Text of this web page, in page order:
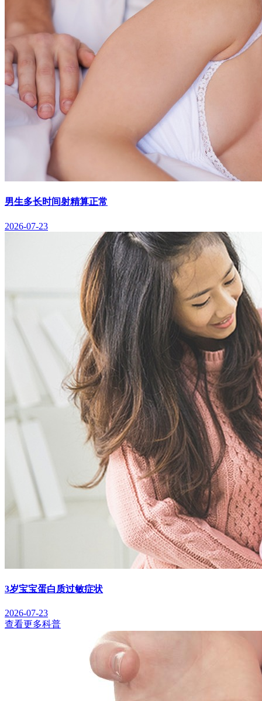
男生多长时间射精算正常
2026-07-23
3岁宝宝蛋白质过敏症状
2026-07-23
查看更多科普